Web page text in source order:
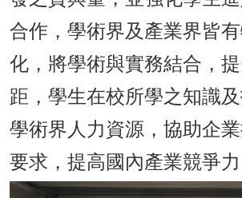
合作，學術界及產業界皆
化，將學術與實務結合，
距，學生在校所學之知識
學術界人力資源，協助企
要求，提高國內產業競爭力